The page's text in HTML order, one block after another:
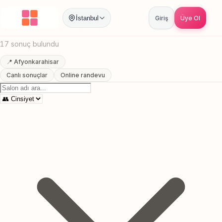
İstanbul Giriş Üye Ol
Anasayfa / Afyonkarahisar Protez Tirnak
Afyonkarahisar Protez Tirnak
17 sonuç bulundu
📍 Afyonkarahisar
Canlı sonuçlar
Online randevu